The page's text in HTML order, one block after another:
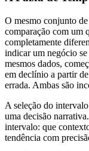
O mesmo conjunto
comparação com um
completamente
indicar um negócio
mesmos dados,
em declínio a partir
errada. Ambas são
A seleção do
uma decisão
intervalo: que
tendência com